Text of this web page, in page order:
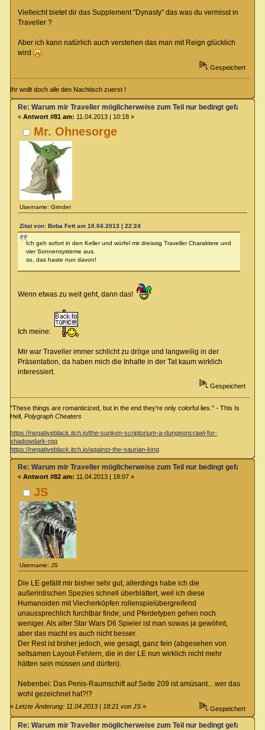
Vielleicht bietet dir das Supplement "Dynasty" das was du vermisst in
Traveller ?
Aber ich kann natürlich auch verstehen das man mit Reign glücklich
wird
Gespeichert
Ihr wollt doch alle den Nachtisch zuerst !
Mr. Ohnesorge
Username: Grinder
Re: Warum mir Traveller möglicherweise zum Teil nur bedingt gefallen
« Antwort #81 am: 11.04.2013 | 10:18 »
Zitat von: Boba Fett am 10.04.2013 | 22:24
Ich geh sofort in den Keller und würfel mir dreissig Traveller Charaktere und
vier Sonnensysteme aus.
so, das haste nun davon!
Wenn etwas zu weit geht, dann das!
Ich meine:
Mir war Traveller immer schlicht zu dröge und langweilig in der
Präsentation, da haben mich die Inhalte in der Tat kaum wirklich
interessiert.
Gespeichert
"These things are romanticized, but in the end they're only colorful lies." - This Is
Hell,Polygraph Cheaters
https://negativeblack.itch.io/the-sunken-scriptorium-a-dungeoncrawl-for-
shadowdark-rpg
https://negativeblack.itch.io/against-the-saurian-king
JS
Username: JS
Re: Warum mir Traveller möglicherweise zum Teil nur bedingt gefallen
« Antwort #82 am: 11.04.2013 | 18:07 »
Die LE gefällt mir bisher sehr gut, allerdings habe ich die
außerirdischen Spezies schnell überblättert, weil ich diese
Humanoiden mit Viecherköpfen rollenspielübergreifend
unaussprechlich furchtbar finde; und Pferdetypen gehen noch
weniger. Als alter Star Wars D6 Spieler ist man sowas ja gewöhnt,
aber das macht es auch nicht besser.
Der Rest ist bisher jedoch, wie gesagt, ganz fein (abgesehen von
seltsamen Layout-Fehlern, die in der LE nun wirklich nicht mehr
hätten sein müssen und dürfen).
Nebenbei: Das Penis-Raumschiff auf Seite 209 ist amüsant... wer das
wohl gezeichnet hat?!?
«Letzte Änderung: 11.04.2013 | 18:21 von JS » Gespeichert
Re: Warum mir Traveller möglicherweise zum Teil nur bedingt gefallen